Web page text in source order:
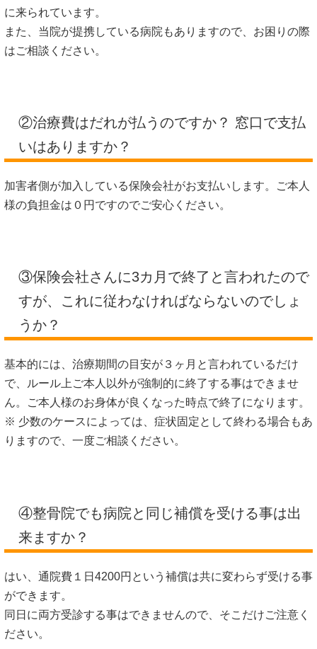
に来られています。
また、当院が提携している病院もありますので、お困りの際
はご相談ください。
②治療費はだれが払うのですか？ 窓口で支払
いはありますか？
加害者側が加入している保険会社がお支払いします。ご本人
様の負担金は０円ですのでご安心ください。
③保険会社さんに3カ月で終了と言われたので
すが、これに従わなければならないのでしょ
うか？
基本的には、治療期間の目安が３ヶ月と言われているだけ
で、ルール上ご本人以外が強制的に終了する事はできませ
ん。ご本人様のお身体が良くなった時点で終了になります。
※ 少数のケースによっては、症状固定として終わる場合もあ
りますので、一度ご相談ください。
④整骨院でも病院と同じ補償を受ける事は出
来ますか？
はい、通院費１日4200円という補償は共に変わらず受ける事
ができます。
同日に両方受診する事はできませんので、そこだけご注意く
ださい。